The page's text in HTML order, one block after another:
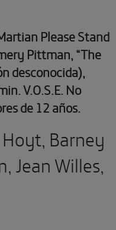
Please Stand
Pittman, “The
desconocida),
V.O.S.E. No
de 12 años.
Barney
Jean Willes,